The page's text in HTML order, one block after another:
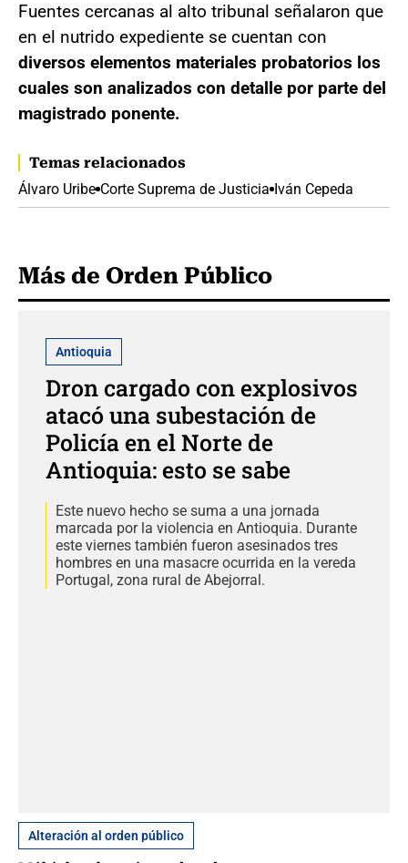
Fuentes cercanas al alto tribunal señalaron que
en el nutrido expediente se cuentan con
diversos elementos materiales probatorios los
cuales son analizados con detalle por parte del
magistrado ponente.
Temas relacionados
Álvaro Uribe Corte Suprema de Justicia Iván Cepeda
Más de Orden Público
Antioquia
Dron cargado con explosivos
atacó una subestación de
Policía en el Norte de
Antioquia: esto se sabe
Este nuevo hecho se suma a una jornada
marcada por la violencia en Antioquia. Durante
este viernes también fueron asesinados tres
hombres en una masacre ocurrida en la vereda
Portugal, zona rural de Abejorral.
Alteración al orden público